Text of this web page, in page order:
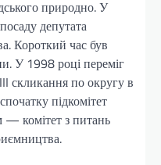
природно. У
депутата
Короткий час був
У 1998 році переміг
скликання по округу в
підкомітет
— комітет з питань